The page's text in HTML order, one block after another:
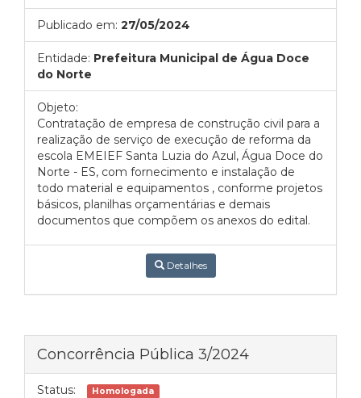
Publicado em: 27/05/2024
Entidade: Prefeitura Municipal de Água Doce
do Norte
Objeto:
Contratação de empresa de construção civil para a
realização de serviço de execução de reforma da
escola EMEIEF Santa Luzia do Azul, Água Doce do
Norte - ES, com fornecimento e instalação de
todo material e equipamentos , conforme projetos
básicos, planilhas orçamentárias e demais
documentos que compõem os anexos do edital.
Detalhes
Concorrência Pública 3/2024
Status: Homologada